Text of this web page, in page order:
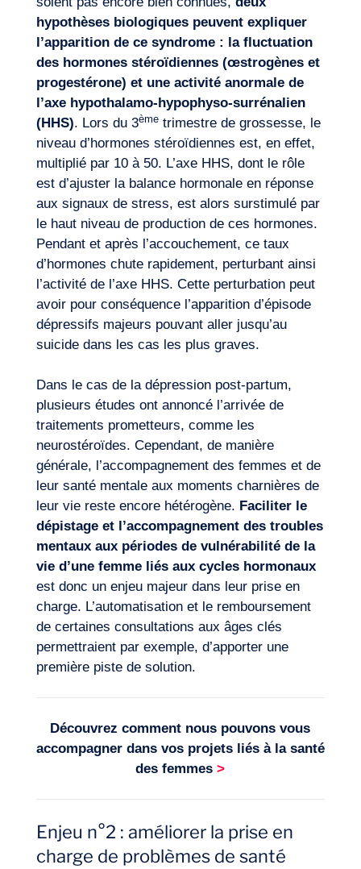
hypothèses biologiques peuvent expliquer
l’apparition de ce syndrome : la fluctuation
des hormones stéroïdiennes (œstrogènes et
progestérone) et une activité anormale de
l’axe hypothalamo-hypophyso-surrénalien
(HHS). Lors du 3èmetrimestre de grossesse, le
niveau d’hormones stéroïdiennes est, en effet,
multiplié par 10 à 50. L’axe HHS, dont le rôle
est d’ajuster la balance hormonale en réponse
aux signaux de stress, est alors surstimulé par
le haut niveau de production de ces hormones.
Pendant et après l’accouchement, ce taux
d’hormones chute rapidement, perturbant ainsi
l’activité de l’axe HHS. Cette perturbation peut
avoir pour conséquence l’apparition d’épisode
dépressifs majeurs pouvant aller jusqu’au
suicide dans les cas les plus graves.
Dans le cas de la dépression post-partum,
plusieurs études ont annoncé l’arrivée de
traitements prometteurs, comme les
neurostéroïdes. Cependant, de manière
générale, l’accompagnement des femmes et de
leur santé mentale aux moments charnières de
leur vie reste encore hétérogène. Faciliter le
dépistage et l’accompagnement des troubles
mentaux aux périodes de vulnérabilité de la
vie d’une femme liés aux cycles hormonaux
est donc un enjeu majeur dans leur prise en
charge. L’automatisation et le remboursement
de certaines consultations aux âges clés
permettraient par exemple, d’apporter une
première piste de solution.
Découvrez comment nous pouvons vous
accompagner dans vos projets liés à la santé
des femmes >
Enjeu n°2 : améliorer la prise en
charge de problèmes de santé